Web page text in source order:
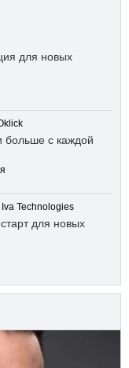
для новых
больше с каждой
Technologies
для новых